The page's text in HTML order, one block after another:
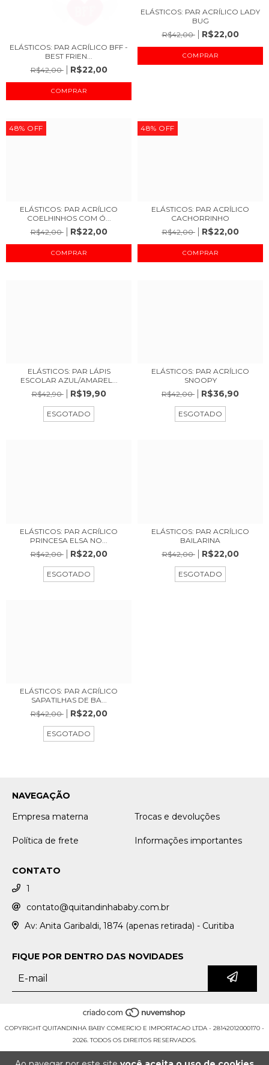
ELÁSTICOS: PAR ACRÍLICO BFF -
BEST FRIEN...
R$42,00
R$22,00
ELÁSTICOS: PAR ACRÍLICO LADY
BUG
R$42,00
R$22,00
48% OFF
ELÁSTICOS: PAR ACRÍLICO
COELHINHOS COM Ó...
R$42,00
R$22,00
48% OFF
ELÁSTICOS: PAR ACRÍLICO
CACHORRINHO
R$42,00
R$22,00
ELÁSTICOS: PAR LÁPIS
ESCOLAR AZUL/AMAREL...
R$42,90
R$19,90
ESGOTADO
ELÁSTICOS: PAR ACRÍLICO
SNOOPY
R$42,00
R$36,90
ESGOTADO
ELÁSTICOS: PAR ACRÍLICO
PRINCESA ELSA NO...
R$42,00
R$22,00
ESGOTADO
ELÁSTICOS: PAR ACRÍLICO
BAILARINA
R$42,00
R$22,00
ESGOTADO
ELÁSTICOS: PAR ACRÍLICO
SAPATILHAS DE BA...
R$42,00
R$22,00
ESGOTADO
NAVEGAÇÃO
Empresa materna
Trocas e devoluções
Política de frete Informações importantes
CONTATO
1
contato@quitandinhababy.com.br
Av: Anita Garibaldi, 1874 (apenas retirada) - Curitiba
FIQUE POR DENTRO DAS NOVIDADES
COPYRIGHT QUITANDINHA BABY COMERCIO E IMPORTACAO LTDA - 28142012000170 -
2026. TODOS OS DIREITOS RESERVADOS.